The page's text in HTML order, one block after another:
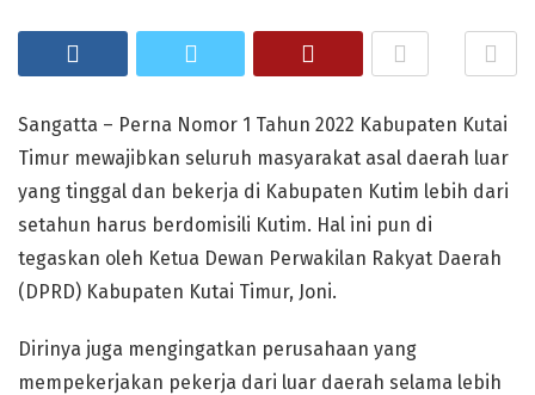
Sangatta – Perna Nomor 1 Tahun 2022 Kabupaten Kutai
Timur mewajibkan seluruh masyarakat asal daerah luar
yang tinggal dan bekerja di Kabupaten Kutim lebih dari
setahun harus berdomisili Kutim. Hal ini pun di
tegaskan oleh Ketua Dewan Perwakilan Rakyat Daerah
(DPRD) Kabupaten Kutai Timur, Joni.
Dirinya juga mengingatkan perusahaan yang
mempekerjakan pekerja dari luar daerah selama lebih